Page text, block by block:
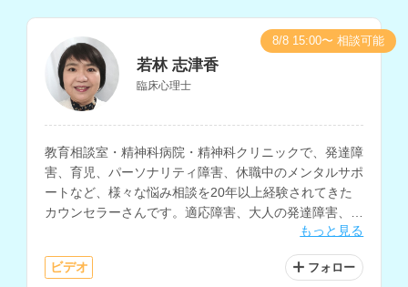
若林 志津香
臨床心理士
教育相談室・精神科病院・精神科クリニックで、発達障
害、育児、パーソナリティ障害、休職中のメンタルサポ
ートなど、様々な悩み相談を20年以上経験されてきた
カウンセラーさんです。適応障害、大人の発達障害、愛
着障害、子どもの問題行動、不登校の相談も得意とされ
もっと見る
ビデオ フォロー
8/8 15:00〜 相談可能